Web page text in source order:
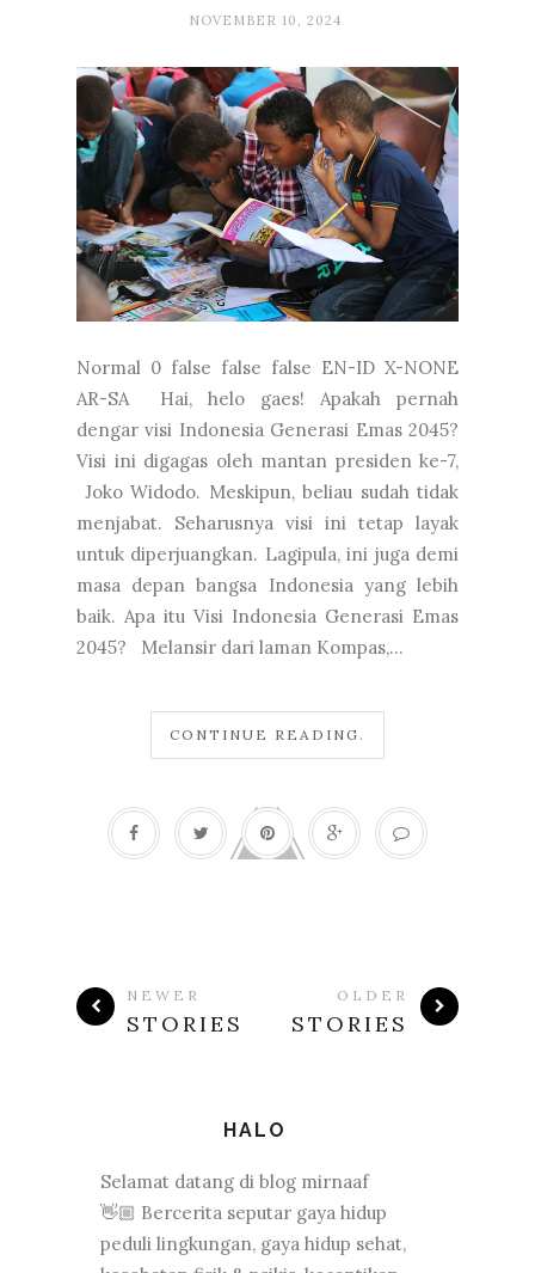
NOVEMBER 10, 2024
Normal 0 false false false EN-ID X-NONE
AR-SA Hai, helo gaes! Apakah pernah
dengar visi Indonesia Generasi Emas 2045?
Visi ini digagas oleh mantan presiden ke-7,
Joko Widodo. Meskipun, beliau sudah tidak
menjabat. Seharusnya visi ini tetap layak
untuk diperjuangkan. Lagipula, ini juga demi
masa depan bangsa Indonesia yang lebih
baik. Apa itu Visi Indonesia Generasi Emas
2045? Melansir dari laman Kompas,...
CONTINUE READING.
NEWER
STORIES
OLDER
STORIES
HALO
Selamat datang di blog mirnaaf
👋🏼 Bercerita seputar gaya hidup
peduli lingkungan, gaya hidup sehat,